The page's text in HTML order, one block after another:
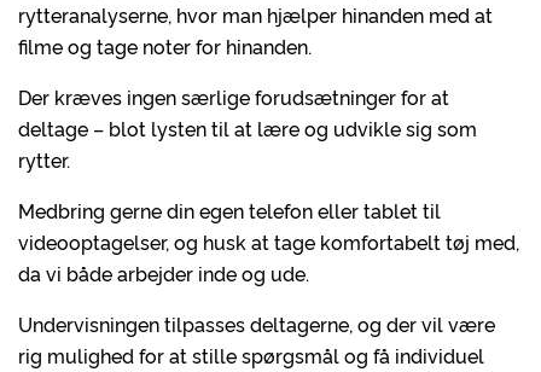
rytteranalyserne, hvor man hjælper hinanden med at
filme og tage noter for hinanden.
Der kræves ingen særlige forudsætninger for at
deltage – blot lysten til at lære og udvikle sig som
rytter.
Medbring gerne din egen telefon eller tablet til
videooptagelser, og husk at tage komfortabelt tøj med,
da vi både arbejder inde og ude.
Undervisningen tilpasses deltagerne, og der vil være
rig mulighed for at stille spørgsmål og få individuel